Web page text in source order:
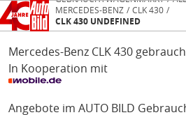
MERCEDES-BENZ
CLK 430
CLK 430 UNDEFINED
Mercedes-Benz CLK 430
In Kooperation mit
Angebote im AUTO BILD